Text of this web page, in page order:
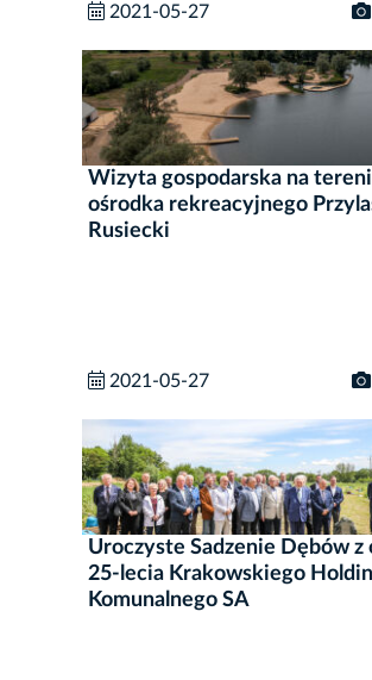
2021-05-27
Wizyta gospodarska na
ośrodka rekreacyjnego
Rusiecki
2021-05-27
Uroczyste Sadzenie Dębów z
25-lecia Krakowskiego
Komunalnego SA